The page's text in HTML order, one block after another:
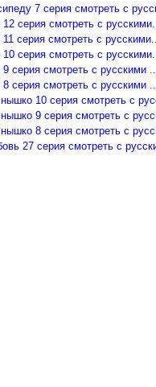
7 серия смотреть с
серия смотреть с
серия смотреть с
серия смотреть с
9 серия смотреть с русскими
8 серия смотреть с русскими
10 серия смотреть с
9 серия смотреть с
8 серия смотреть с
27 серия смотреть с